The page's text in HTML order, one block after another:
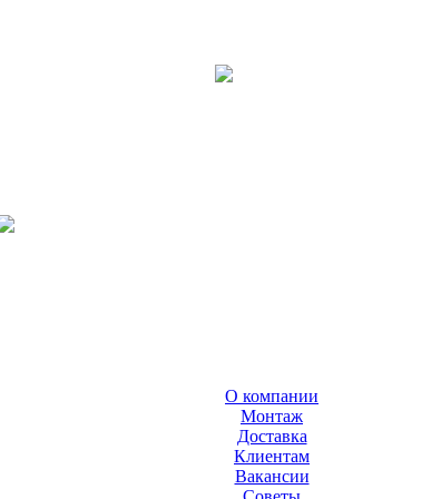
О компании
Монтаж
Доставка
Клиентам
Вакансии